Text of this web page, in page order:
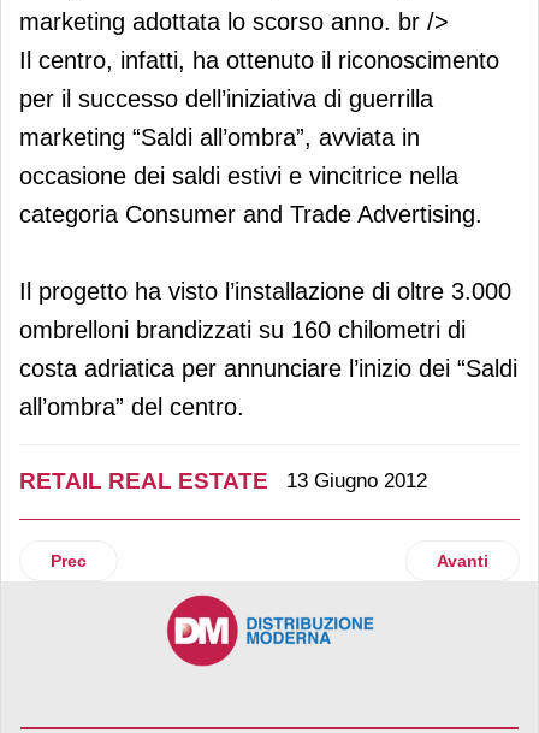
marketing adottata lo scorso anno. br />
Il centro, infatti, ha ottenuto il riconoscimento
per il successo dell’iniziativa di guerrilla
marketing “Saldi all’ombra”, avviata in
occasione dei saldi estivi e vincitrice nella
categoria Consumer and Trade Advertising.
Il progetto ha visto l’installazione di oltre 3.000
ombrelloni brandizzati su 160 chilometri di
costa adriatica per annunciare l’inizio dei “Saldi
all’ombra” del centro.
RETAIL REAL ESTATE 13 Giugno 2012
Articolo precedente: "La Cartiera" apre i battenti
Prec Articolo
Avanti